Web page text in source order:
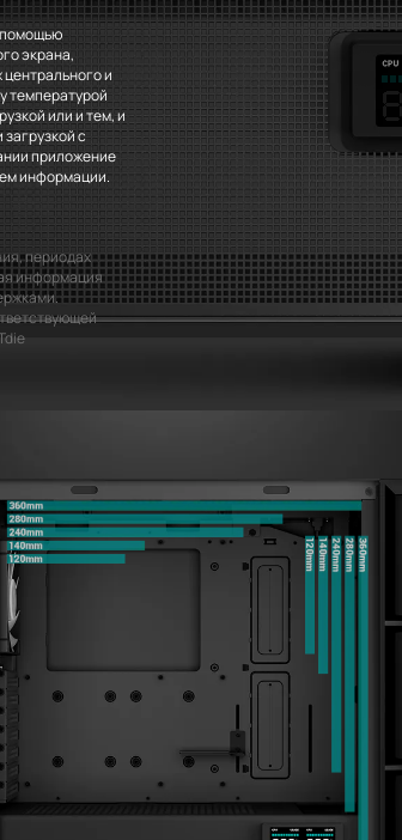
экрана,
и
температурой
или и тем, и
с
приложение
информации.
периодах
информация